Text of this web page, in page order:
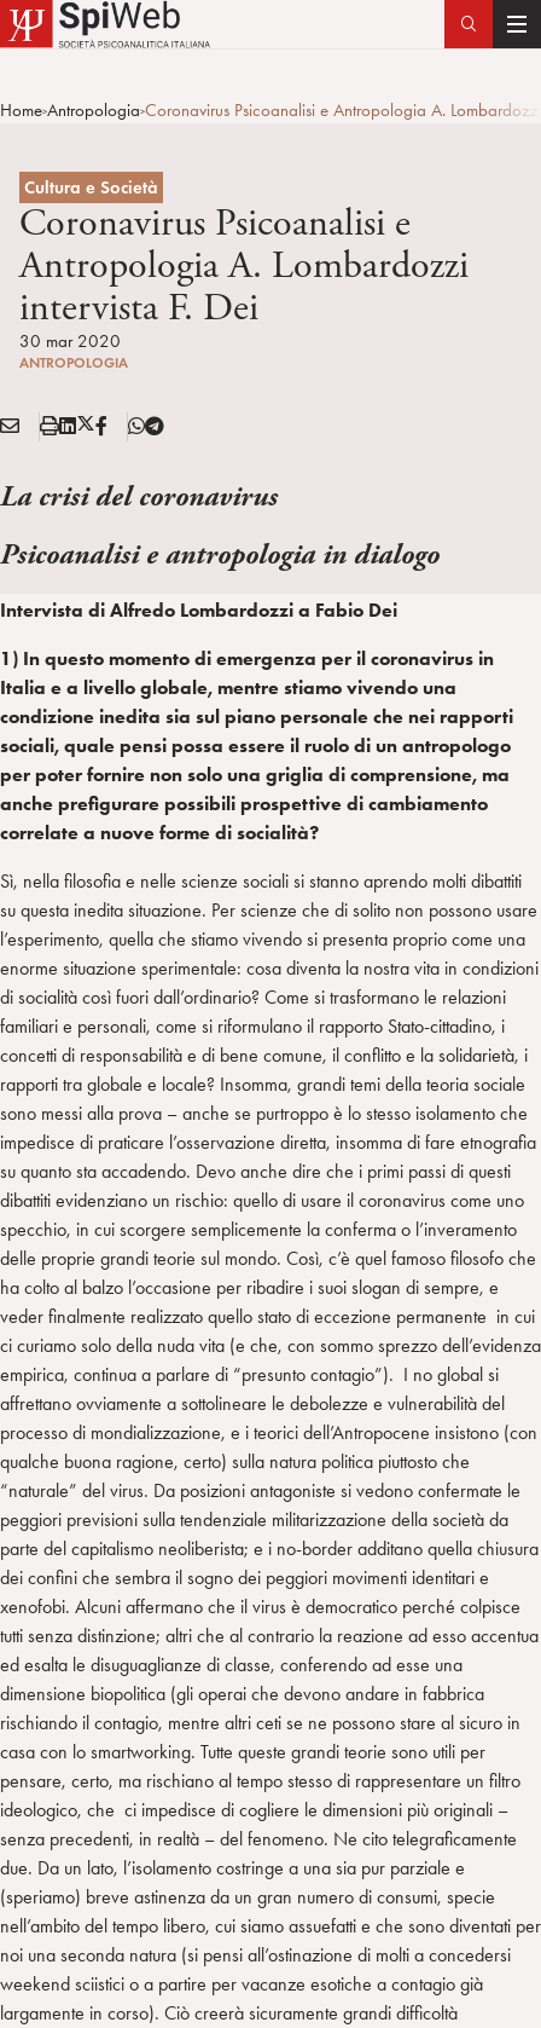
T
g
Home>Antropologia>Coronavirus Psicoanalisi e Antropologia A.
Cultura e Società
Coronavirus Psicoanalisi e
Antropologia A. Lombardozzi
intervista F. Dei
30 mar 2020
ANTROPOLOGIA
Condividi:
E
A
I
L
S
m
a
L
k
d
X
w
t
r
F
T
e
r
La crisi del coronavirus
Psicoanalisi e antropologia in dialogo
Intervista di Alfredo Lombardozzi a Fabio Dei
1) In questo momento di emergenza per il coronavirus in
Italia e a livello globale, mentre stiamo vivendo una
condizione inedita sia sul piano personale che nei rapporti
sociali, quale pensi possa essere il ruolo di un antropologo
per poter fornire non solo una griglia di comprensione, ma
anche prefigurare possibili prospettive di cambiamento
correlate a nuove forme di socialità?
Sì, nella filosofia e nelle scienze sociali si stanno aprendo molti dibattiti
su questa inedita situazione. Per scienze che di solito non possono usare
l’esperimento, quella che stiamo vivendo si presenta proprio come una
enorme situazione sperimentale: cosa diventa la nostra vita in condizioni
di socialità così fuori dall’ordinario? Come si trasformano le relazioni
familiari e personali, come si riformulano il rapporto Stato-cittadino, i
concetti di responsabilità e di bene comune, il conflitto e la solidarietà, i
rapporti tra globale e locale? Insomma, grandi temi della teoria sociale
sono messi alla prova – anche se purtroppo è lo stesso isolamento che
impedisce di praticare l’osservazione diretta, insomma di fare etnografia
su quanto sta accadendo. Devo anche dire che i primi passi di questi
dibattiti evidenziano un rischio: quello di usare il coronavirus come uno
specchio, in cui scorgere semplicemente la conferma o l’inveramento
delle proprie grandi teorie sul mondo. Così, c’è quel famoso filosofo che
ha colto al balzo l’occasione per ribadire i suoi slogan di sempre, e
veder finalmente realizzato quello stato di eccezione permanente in cui
ci curiamo solo della nuda vita (e che, con sommo sprezzo dell’evidenza
empirica, continua a parlare di “presunto contagio”). I no global si
affrettano ovviamente a sottolineare le debolezze e vulnerabilità del
processo di mondializzazione, e i teorici dell’Antropocene insistono (con
qualche buona ragione, certo) sulla natura politica piuttosto che
“naturale” del virus. Da posizioni antagoniste si vedono confermate le
peggiori previsioni sulla tendenziale militarizzazione della società da
parte del capitalismo neoliberista; e i no-border additano quella chiusura
dei confini che sembra il sogno dei peggiori movimenti identitari e
xenofobi. Alcuni affermano che il virus è democratico perché colpisce
tutti senza distinzione; altri che al contrario la reazione ad esso accentua
ed esalta le disuguaglianze di classe, conferendo ad esse una
dimensione biopolitica (gli operai che devono andare in fabbrica
rischiando il contagio, mentre altri ceti se ne possono stare al sicuro in
casa con lo smartworking. Tutte queste grandi teorie sono utili per
pensare, certo, ma rischiano al tempo stesso di rappresentare un filtro
ideologico, che ci impedisce di cogliere le dimensioni più originali –
senza precedenti, in realtà – del fenomeno. Ne cito telegraficamente
due. Da un lato, l’isolamento costringe a una sia pur parziale e
(speriamo) breve astinenza da un gran numero di consumi, specie
nell’ambito del tempo libero, cui siamo assuefatti e che sono diventati per
noi una seconda natura (si pensi all’ostinazione di molti a concedersi
weekend sciistici o a partire per vacanze esotiche a contagio già
largamente in corso). Ciò creerà sicuramente grandi difficoltà